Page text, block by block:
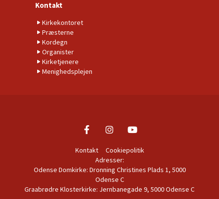
Kontakt
Kirkekontoret
Præsterne
Kordegn
Organister
Kirketjenere
Menighedsplejen
Kontakt
Cookiepolitik
Adresser:
Odense Domkirke: Dronning Christines Plads 1, 5000
Odense C
Graabrødre Klosterkirke: Jernbanegade 9, 5000 Odense C